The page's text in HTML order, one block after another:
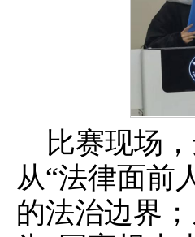
比赛现场
从“法律面前
的法治边界